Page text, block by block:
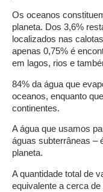
Os oceanos
planeta. Dos 3,6%
localizados nas
apenas 0,75% é
em lagos, rios e
84% da água que
oceanos, enquanto
continentes.
A água que usamos
águas subterrâneas –
planeta.
A quantidade total de
equivalente a cerca